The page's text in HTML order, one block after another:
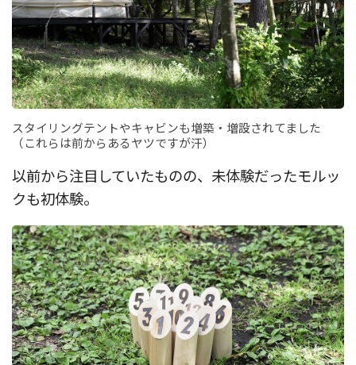
スタイリングテントやキャビンも増築・増設されてました
（これらは前からあるヤツですが汗）
以前から注目していたものの、未体験だったモルッ
クも初体験。